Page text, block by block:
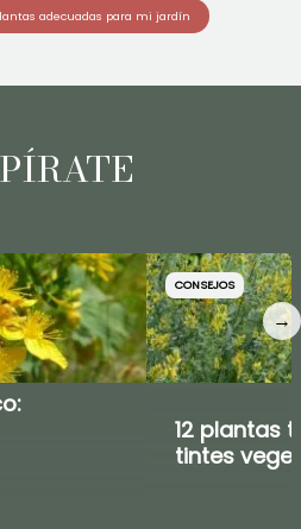
adecuadas para mi jardín
CONSEJOS
12 plantas
tintes
→